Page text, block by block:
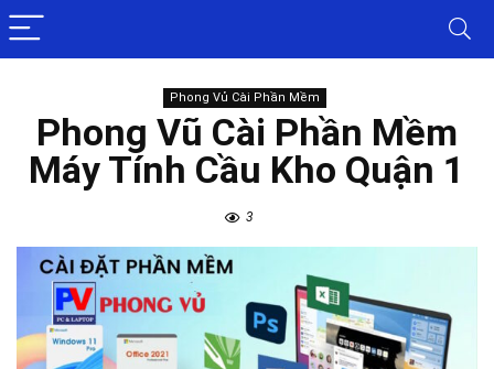
Phong Vủ Cài Phần Mềm
Phong Vũ Cài Phần Mềm
Máy Tính Cầu Kho Quận 1
3